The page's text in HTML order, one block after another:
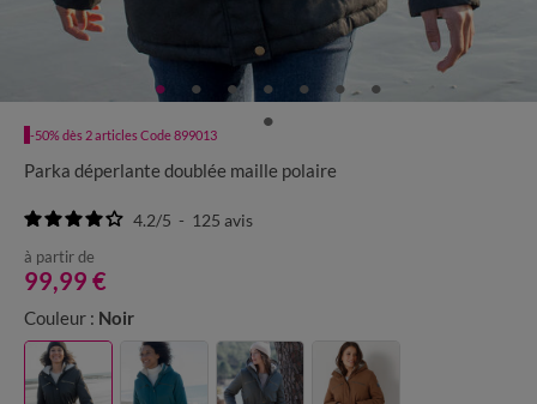
-50% dès 2 articles Code 899013
Parka déperlante doublée maille polaire
4.2/5 - 125 avis
à partir de
99,99 €
Couleur : Noir